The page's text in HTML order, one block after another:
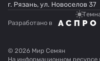
г. Рязань, ул. Новоселов 37
Разработано в
© 2026 Мир Семян
На информационном ресурсе